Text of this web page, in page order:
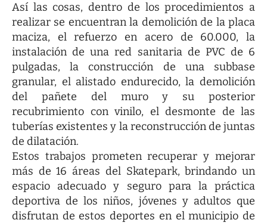
Así las cosas, dentro de los procedimientos a
realizar se encuentran la demolición de la placa
maciza, el refuerzo en acero de 60.000, la
instalación de una red sanitaria de PVC de 6
pulgadas, la construcción de una subbase
granular, el alistado endurecido, la demolición
del pañete del muro y su posterior
recubrimiento con vinilo, el desmonte de las
tuberías existentes y la reconstrucción de juntas
de dilatación.
Estos trabajos prometen recuperar y mejorar
más de 16 áreas del Skatepark, brindando un
espacio adecuado y seguro para la práctica
deportiva de los niños, jóvenes y adultos que
disfrutan de estos deportes en el municipio de